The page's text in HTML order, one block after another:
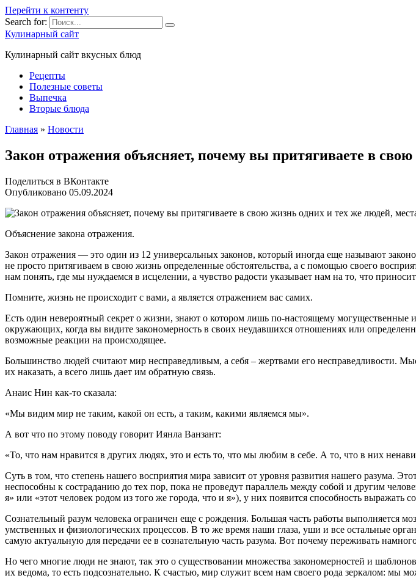
Перейти к контенту
Search for:
Кулинарный сайт
Кулинарный сайт вкусных блюд
Рецепты
Полезные советы
Выпечка
Вторые блюда
Главная » Новости
Закон отражения объясняет, почему вы притягиваете в
Поделиться в ВКонтакте
Опубликовано 05.09.2024
Объяснение закона отражения.
Закон отражения — это один из 12 универсальных законов, который иногда еще называют
не просто притягиваем в свою жизнь определенные обстоятельства, а с помощью своего
нам понять, где мы нуждаемся в исцелении, а чувство радости указывает нам на то, что
Помните, жизнь не происходит с вами, а является отражением вас самих.
Есть один невероятный секрет о жизни, знают о котором лишь по-настоящему могущественные
окружающих, когда вы видите закономерность в своих неудавшихся отношениях или
возможные реакции на происходящее.
Большинство людей считают мир несправедливым, а себя – жертвами его несправедливости.
их наказать, а всего лишь дает им обратную связь.
Анаис Нин как-то сказала:
«Мы видим мир не таким, какой он есть, а таким, какими являемся мы».
А вот что по этому поводу говорит Иянла Ванзант:
«То, что нам нравится в других людях, это и есть то, что мы любим в себе. А то, что в них
Суть в том, что степень нашего восприятия мира зависит от уровня развития нашего разума.
неспособны к состраданию до тех пор, пока не проведут параллель между собой и другим
я» или «этот человек родом из того же города, что и я»), у них появится способность выражать
Сознательный разум человека ограничен еще с рождения. Большая часть работы выполняется
умственных и физиологических процессов. В то же время наши глаза, уши и все остальные
самую актуальную для передачи ее в сознательную часть разума. Вот почему переживать
Но чего многие люди не знают, так это о существовании множества закономерностей и
их ведома, то есть подсознательно. К счастью, мир служит всем нам своего рода зеркалом: